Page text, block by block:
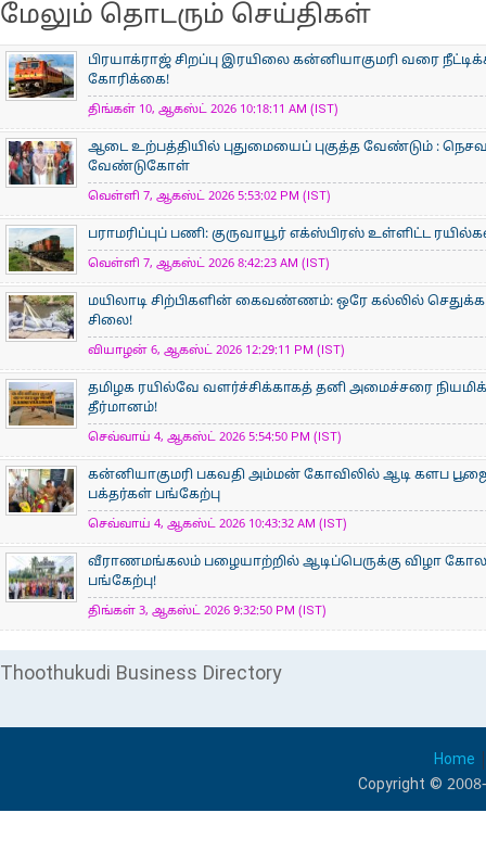
மேலும் தொடரும் செய்திகள்
பிரயாக்ராஜ் சிறப்பு இரயிலை கன்னியாகுமரி வரை
கோரிக்கை!
திங்கள் 10, ஆகஸ்ட் 2026 10:18:11 AM (IST)
ஆடை உற்பத்தியில் புதுமையைப் புகுத்த வேண்டும் :
வேண்டுகோள்
வெள்ளி 7, ஆகஸ்ட் 2026 5:53:02 PM (IST)
பராமரிப்புப் பணி: குருவாயூர் எக்ஸ்பிரஸ் உள்ளிட்ட
வெள்ளி 7, ஆகஸ்ட் 2026 8:42:23 AM (IST)
மயிலாடி சிற்பிகளின் கைவண்ணம்: ஒரே கல்லில்
சிலை!
வியாழன் 6, ஆகஸ்ட் 2026 12:29:11 PM (IST)
தமிழக ரயில்வே வளர்ச்சிக்காகத் தனி அமைச்சரை
தீர்மானம்!
செவ்வாய் 4, ஆகஸ்ட் 2026 5:54:50 PM (IST)
கன்னியாகுமரி பகவதி அம்மன் கோவிலில் ஆடி களப
பக்தர்கள் பங்கேற்பு
செவ்வாய் 4, ஆகஸ்ட் 2026 10:43:32 AM (IST)
வீராணமங்கலம் பழையாற்றில் ஆடிப்பெருக்கு விழா
பங்கேற்பு!
திங்கள் 3, ஆகஸ்ட் 2026 9:32:50 PM (IST)
Thoothukudi Business Directory
Home
Copyright ©